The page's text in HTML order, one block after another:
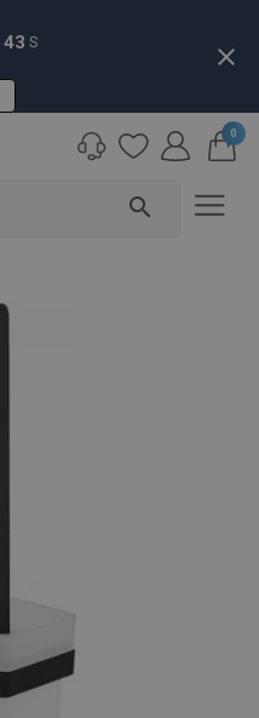
42 S close
search
0